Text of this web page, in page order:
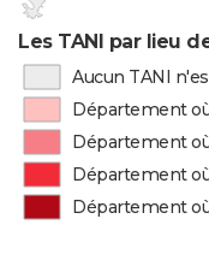
Les TANI par lieu
Aucun TANI
Département
Département
Département
Département